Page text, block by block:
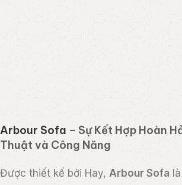
biểu tượng của nội thất tối giản hiện
mềm mại, tỷ lệ cân đối và chất liệu
trường, chiếc sofa này không chỉ
mái mà còn tạo cảm giác thanh lịch,
mút cao cấp được sử dụng để đảm
hỗ trợ tối đa cho người dùng.
5. Tại Sao Sofa Gỗ Kết Hợp
Lựa Chọn Hoàn Hảo?